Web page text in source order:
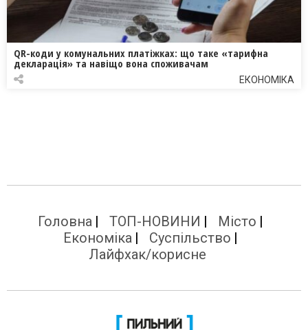
QR-коди у комунальних платіжках: що таке «тарифна
декларація» та навіщо вона споживачам
ЕКОНОМІКА
Головна ТОП-НОВИНИ
Місто
Економіка
Суспільство
Лайфхак/корисне